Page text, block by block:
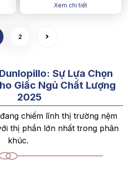
Xem chi tiết
2
Sự Lựa Chọn
Giấc Ngủ Chất Lượng
2025
chiếm lĩnh thị trường nệm
thị phần lớn nhất trong phân
khúc.